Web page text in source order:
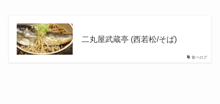
食べログ
二丸屋武蔵亭 (西若松/そば)